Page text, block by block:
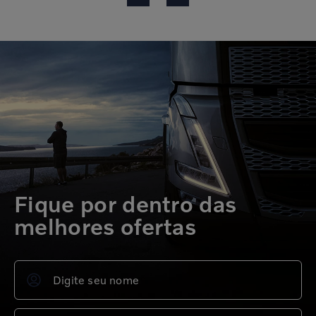
Fique por dentro das
melhores ofertas